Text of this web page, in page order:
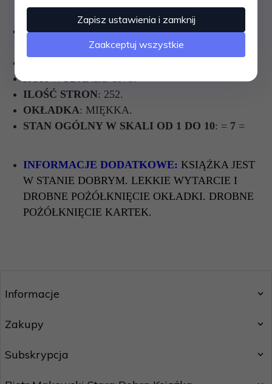
AUTOR: ALEKSANDRA JASIŃSKA, RENATA
SIEMIEŃSKA.
ROK WYDANIA: 1975.
ILOŚĆ STRON: 252.
OKŁADKA: MIĘKKA.
STAN OGÓLNY W SKALI OD 1 DO 10: = 7 =
INFORMACJE DODATKOWE: KSIĄŻKA JEST
W STANIE DOBRYM. LEKKIE WYTARCIE I
DROBNE POŻÓŁKNIĘCIE OKŁADKI. DROBNE
POŻÓŁKNIĘCIE KARTEK.
Informacje
Zakupy
Subskrypcja
Zapisz ustawienia i zamknij
Zaakceptuj wszystkie